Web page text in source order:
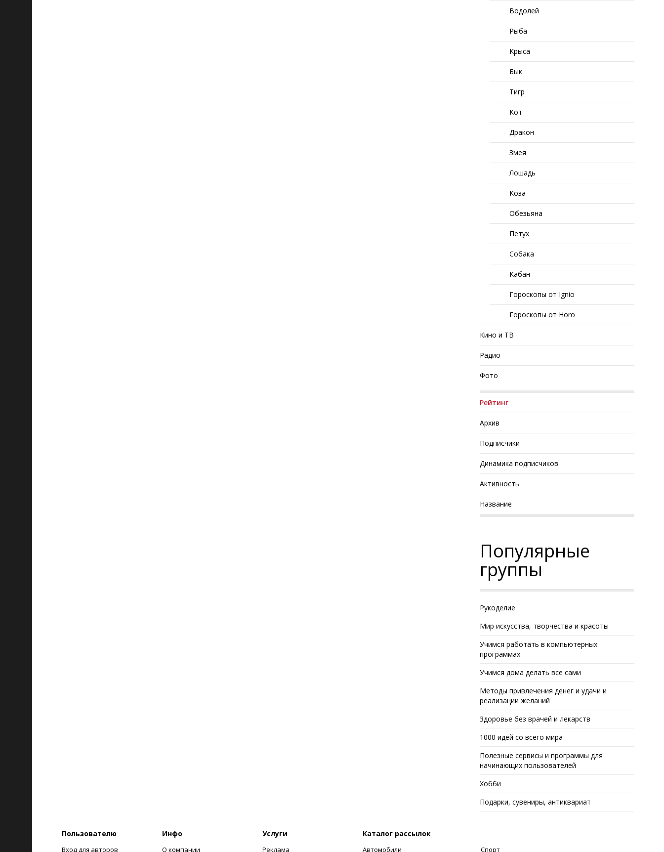
Водолей
Рыба
Крыса
Бык
Тигр
Кот
Дракон
Змея
Лошадь
Коза
Обезьяна
Петух
Собака
Кабан
Гороскопы от Ignio
Гороскопы от Horo
Кино и ТВ
Радио
Фото
Рейтинг
Архив
Подписчики
Динамика подписчиков
Активность
Название
Популярные
группы
Рукоделие
Мир искусства, творчества и красоты
Учимся работать в компьютерных
программах
Учимся дома делать все сами
Методы привлечения денег и удачи и
реализации желаний
Здоровье без врачей и лекарств
1000 идей со всего мира
Полезные сервисы и программы для
начинающих пользователей
Хобби
Подарки, сувениры, антиквариат
Пользователю
Вход для авторов
Инфо
О компании
Услуги
Реклама
Каталог рассылок
Автомобили Спорт